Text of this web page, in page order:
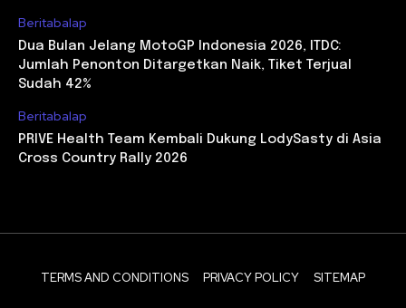
Beritabalap
Dua Bulan Jelang MotoGP Indonesia 2026, ITDC:
Jumlah Penonton Ditargetkan Naik, Tiket Terjual
Sudah 42%
Beritabalap
PRIVE Health Team Kembali Dukung LodySasty di Asia
Cross Country Rally 2026
TERMS AND CONDITIONS PRIVACY POLICY SITEMAP